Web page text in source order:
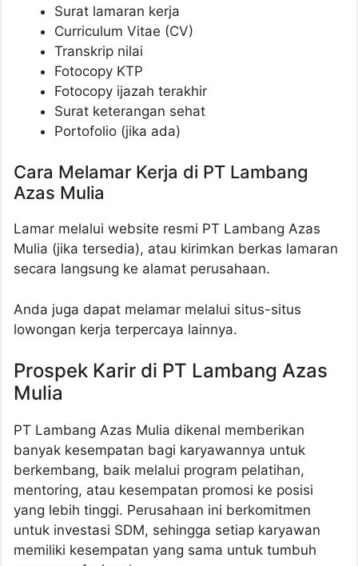
Surat lamaran kerja
Curriculum Vitae (CV)
Transkrip nilai
Fotocopy KTP
Fotocopy ijazah terakhir
Surat keterangan sehat
Portofolio (jika ada)
Cara Melamar Kerja di PT Lambang
Azas Mulia
Lamar melalui website resmi PT Lambang Azas
Mulia (jika tersedia), atau kirimkan berkas lamaran
secara langsung ke alamat perusahaan.
Anda juga dapat melamar melalui situs-situs
lowongan kerja terpercaya lainnya.
Prospek Karir di PT Lambang Azas
Mulia
PT Lambang Azas Mulia dikenal memberikan
banyak kesempatan bagi karyawannya untuk
berkembang, baik melalui program pelatihan,
mentoring, atau kesempatan promosi ke posisi
yang lebih tinggi. Perusahaan ini berkomitmen
untuk investasi SDM, sehingga setiap karyawan
memiliki kesempatan yang sama untuk tumbuh